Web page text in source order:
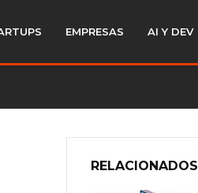
EMPRESAS AI Y DEV
RELACIONADOS